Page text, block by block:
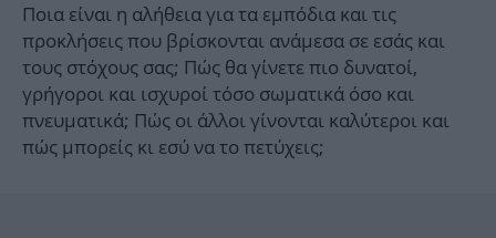
Ποια είναι η αλήθεια για τα εμπόδια και τις
προκλήσεις που βρίσκονται ανάμεσα σε εσάς και
τους στόχους σας; Πώς θα γίνετε πιο δυνατοί,
γρήγοροι και ισχυροί τόσο σωματικά όσο και
πνευματικά; Πώς οι άλλοι γίνονται καλύτεροι και
πώς μπορείς κι εσύ να το πετύχεις;